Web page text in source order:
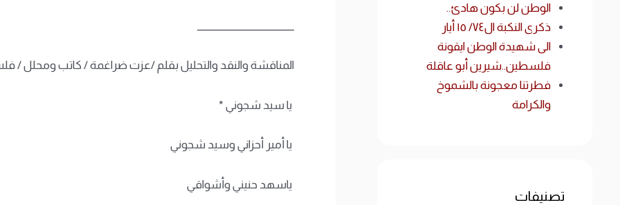
الوطن لن بكون هادئ..
ذكرى النكبة ال٧٤/ ١٥ أيار
الى شهيدة الوطن ايقونة
فلسطين..شيرين أبو عاقلة
فطرتنا معجونة بالشموخ
والكرامة
تصنيفات
المناقشة والنقد والتحليل بقلم /عزت ضراغمة / كاتب ومحلل /
يا سيد شجوني *
يا أمير أحزاني وسيد شجوني
ياسهد حنيني وأشواقي